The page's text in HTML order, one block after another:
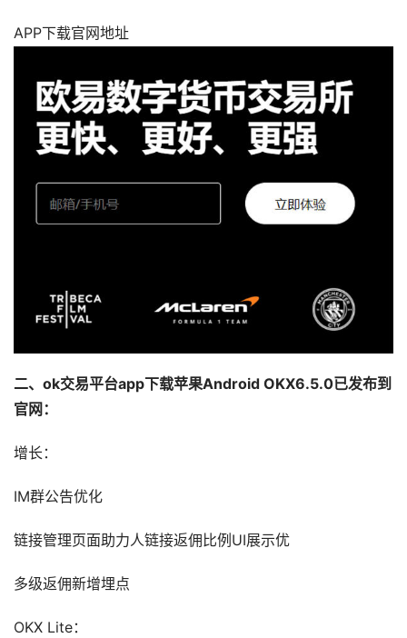
APP下载官网地址
二、ok交易平台app下载苹果Android OKX6.5.0已发布到
官网：
增长：
IM群公告优化
链接管理页面助力人链接返佣比例UI展示优
多级返佣新增埋点
OKX Lite：